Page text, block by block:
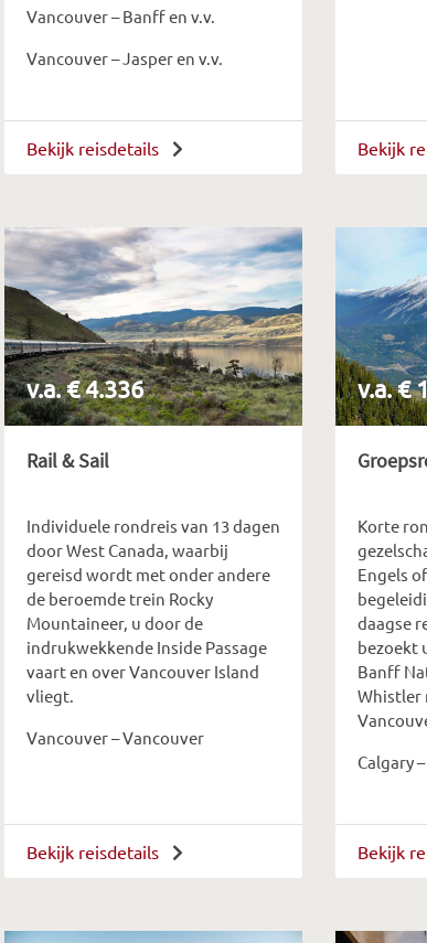
Vancouver – Banff en v.v.
Vancouver – Jasper en v.v.
Bekijk reisdetails Bekijk
v.a. € 4.336
Rail & Sail
Individuele rondreis van 13 dagen
door West Canada, waarbij
gereisd wordt met onder andere
de beroemde trein Rocky
Mountaineer, u door de
indrukwekkende Inside Passage
vaart en over Vancouver Island
vliegt.
Vancouver – Vancouver
Bekijk reisdetails
v.a. €
Korte
Engels
daagse
bezoekt
Banff
Whistler
Calgary
Bekijk